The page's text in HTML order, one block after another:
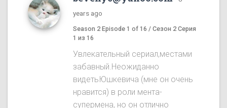
years ago
Season 2 Episode 1 of 16 / Сезон 2 Серия
1 из 16
Увлекательный сериал,местами
забавный.Неожиданно
видетьЮшкевича (мне он очень
нравится) в роли мента-
супермена, но он отлично